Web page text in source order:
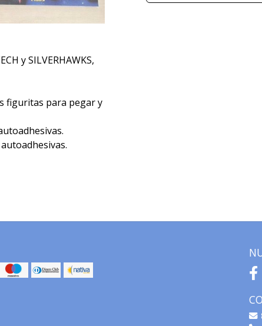
y SILVERHAWKS,
figuritas para pegar y